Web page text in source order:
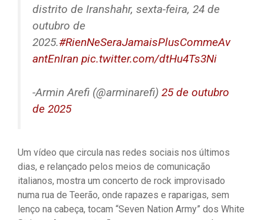
distrito de Iranshahr, sexta-feira, 24 de
outubro de
2025.#RienNeSeraJamaisPlusCommeAv
antEnIran pic.twitter.com/dtHu4Ts3Ni
-Armin Arefi (@arminarefi) 25 de outubro
de 2025
Um vídeo que circula nas redes sociais nos últimos
dias, e relançado pelos meios de comunicação
italianos, mostra um concerto de rock improvisado
numa rua de Teerão, onde rapazes e raparigas, sem
lenço na cabeça, tocam “Seven Nation Army” dos White